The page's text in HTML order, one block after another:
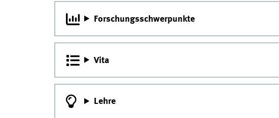
Forschungsschwerpunkte
Vita
Lehre